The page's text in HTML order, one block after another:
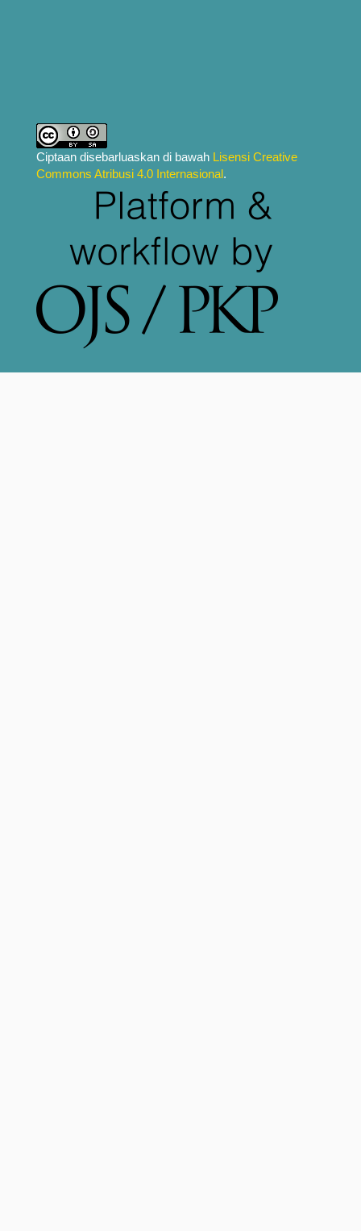
Ciptaan disebarluaskan di bawah Lisensi Creative
Commons Atribusi 4.0 Internasional.